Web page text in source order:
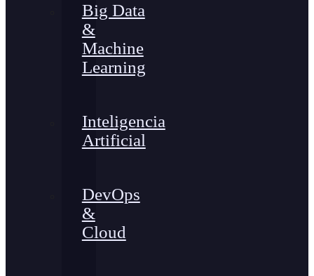
Big Data
&
Machine
Learning
Inteligencia
Artificial
DevOps
&
Cloud